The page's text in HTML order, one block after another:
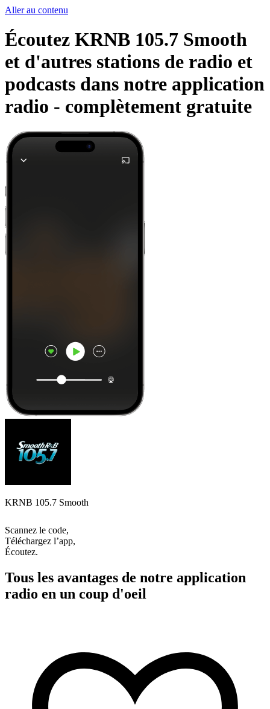
Aller au contenu
Écoutez KRNB 105.7 Smooth
et d'autres stations de radio et
podcasts dans notre application
radio - complètement gratuite
KRNB 105.7 Smooth
Scannez le code,
Téléchargez l’app,
Écoutez.
Tous les avantages de notre application
radio en un coup d'oeil